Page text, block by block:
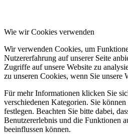
Wie wir Cookies verwenden
Wir verwenden Cookies, um
Nutzererfahrung auf unserer Seite
Zugriffe auf unsere Website zu
zu unseren Cookies, wenn Sie unsere
Für mehr Informationen klicken Sie
verschiedenen Kategorien. Sie
festlegen. Beachten Sie bitte dabei,
Benutzererlebnis und die Funktionen
beeinflussen können.